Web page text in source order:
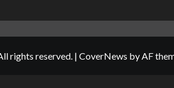
rights reserved. | CoverNews by AF